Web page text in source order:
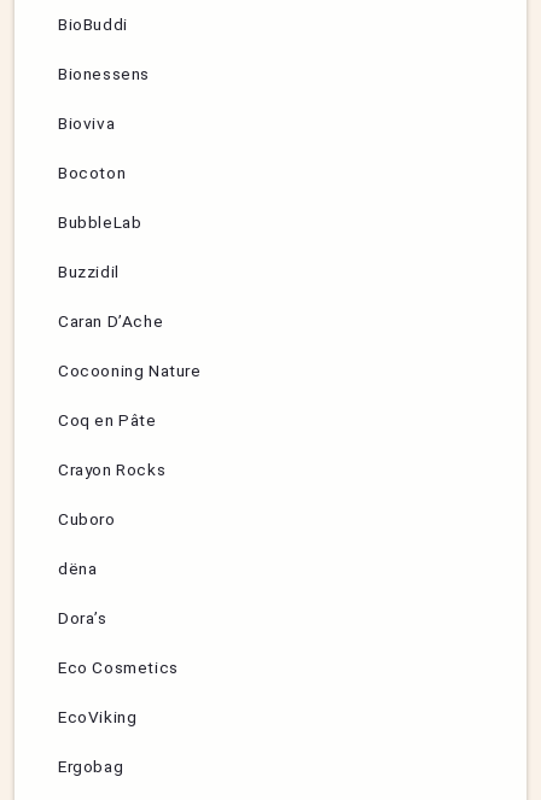
BioBuddi
Bionessens
Bioviva
Bocoton
BubbleLab
Buzzidil
Caran D’Ache
Cocooning Nature
Coq en Pâte
Crayon Rocks
Cuboro
dëna
Dora’s
Eco Cosmetics
EcoViking
Ergobag